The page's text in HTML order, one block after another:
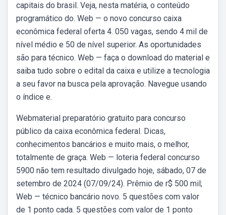
capitais do brasil. Veja, nesta matéria, o conteúdo
programático do. Web — o novo concurso caixa
econômica federal oferta 4. 050 vagas, sendo 4 mil de
nível médio e 50 de nível superior. As oportunidades
são para técnico. Web — faça o download do material e
saiba tudo sobre o edital da caixa e utilize a tecnologia
a seu favor na busca pela aprovação. Navegue usando
o índice e.
Webmaterial preparatório gratuito para concurso
público da caixa econômica federal. Dicas,
conhecimentos bancários e muito mais, o melhor,
totalmente de graça. Web — loteria federal concurso
5900 não tem resultado divulgado hoje, sábado, 07 de
setembro de 2024 (07/09/24). Prêmio de r$ 500 mil;
Web — técnico bancário novo. 5 questões com valor
de 1 ponto cada. 5 questões com valor de 1 ponto